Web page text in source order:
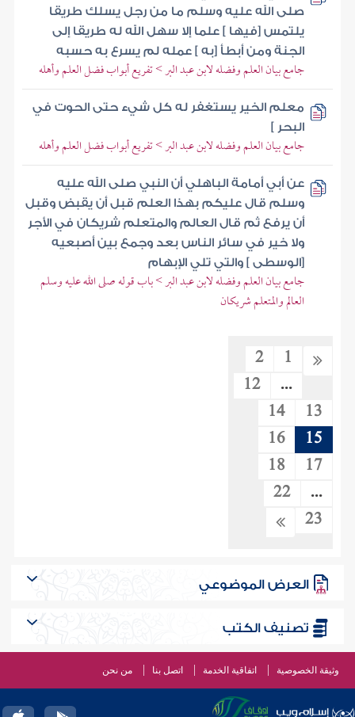
صلى الله عليه وسلم ما من رجل يسلك طريقا
يلتمس [فيها ] علما إلا سهل الله له طريقا إلى
الجنة ومن أبطأ [به ] عمله لم يسرع به حسبه
جامع بيان العلم وفضله لابن عبد البر > تفريع أبواب فضل العلم وأهله
معلم الخير يستغفر له كل شيء حتى الحوت في
البحر ]
جامع بيان العلم وفضله لابن عبد البر > تفريع أبواب فضل العلم وأهله
عن أبي أمامة الباهلي أن النبي صلى الله عليه
وسلم قال عليكم بهذا العلم قبل أن يقبض وقبل
أن يرفع ثم قال العالم والمتعلم شريكان في الأجر
ولا خير في سائر الناس بعد وجمع بين أصبعيه
[الوسطى ] والتي تلي الإبهام
جامع بيان العلم وفضله لابن عبد البر > باب قوله صلى الله عليه وسلم
العالم والمتعلم شريكان
1
2
...
12
13
14
15
16
17
18
...
22
23
العرض الموضوعي
تصنيف الكتب
وثيقة الخصوصية اتفاقية الخدمة اتصل بنا من نحن